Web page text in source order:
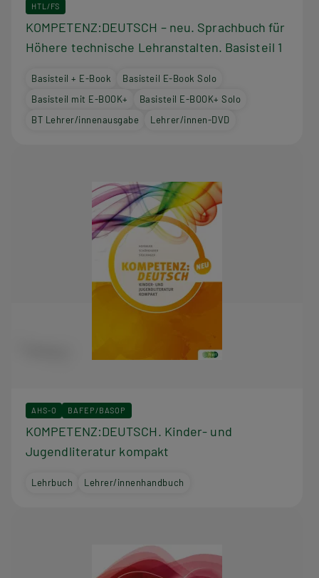
HTL/FS
KOMPETENZ:DEUTSCH – neu. Sprachbuch für
Höhere technische Lehranstalten. Basisteil 1
Basisteil + E-Book
Basisteil E-Book Solo
Basisteil mit E-BOOK+
Basisteil E-BOOK+ Solo
BT Lehrer/innenausgabe
Lehrer/innen-DVD
AHS-O BAFEP/BASOP
KOMPETENZ:DEUTSCH. Kinder- und
Jugendliteratur kompakt
Lehrbuch Lehrer/innenhandbuch